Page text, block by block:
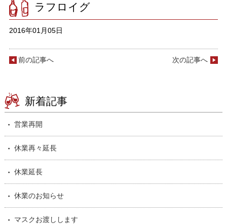
ラフロイグ
2016年01月05日
前の記事へ 次の記事へ
新着記事
営業再開
休業再々延長
休業延長
休業のお知らせ
マスクお渡しします